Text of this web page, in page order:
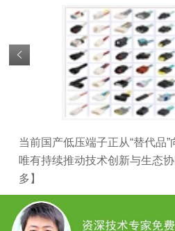
当前国产低压端子正从“替代品”
唯有持续推动技术创新与生态
多】